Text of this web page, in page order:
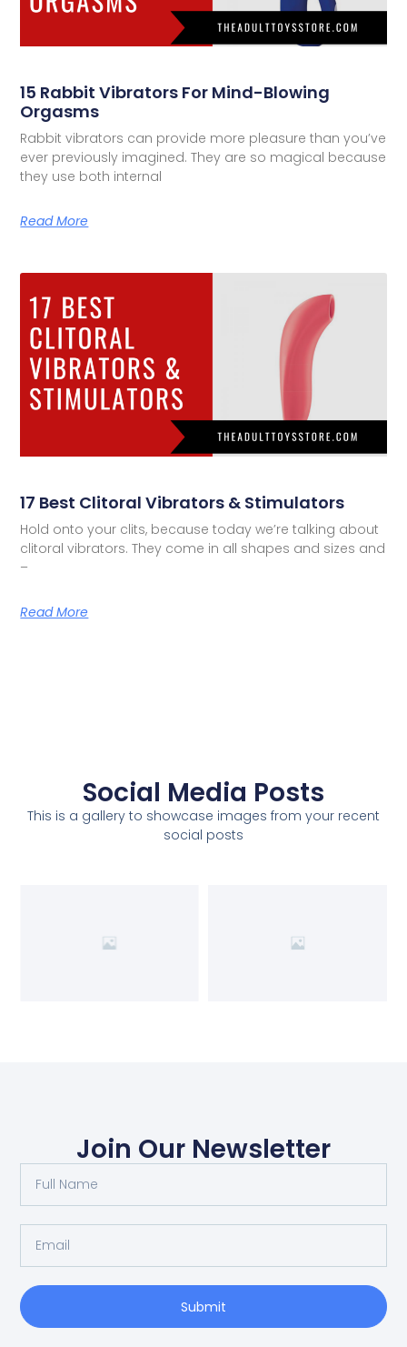
15 Rabbit Vibrators For Mind-Blowing
Orgasms
Rabbit vibrators can provide more pleasure than you’ve
ever previously imagined. They are so magical because
they use both internal
Read More
17 Best Clitoral Vibrators & Stimulators
Hold onto your clits, because today we’re talking about
clitoral vibrators. They come in all shapes and sizes and
–
Read More
Social Media Posts
This is a gallery to showcase images from your recent
social posts
Join Our Newsletter
Submit